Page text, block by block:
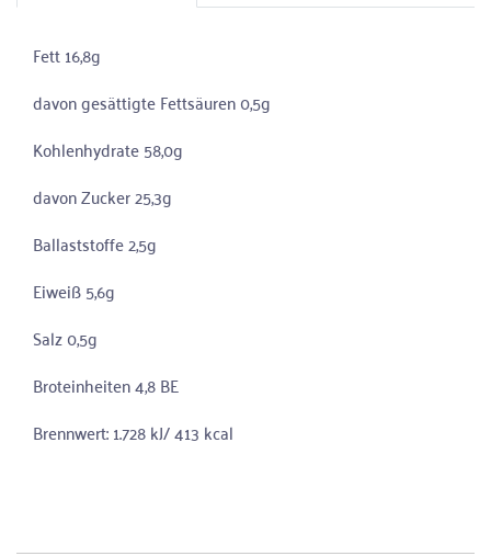
Fett 16,8g
davon gesättigte Fettsäuren 0,5g
Kohlenhydrate 58,0g
davon Zucker 25,3g
Ballaststoffe 2,5g
Eiweiß 5,6g
Salz 0,5g
Broteinheiten 4,8 BE
Brennwert: 1.728 kJ/ 413 kcal